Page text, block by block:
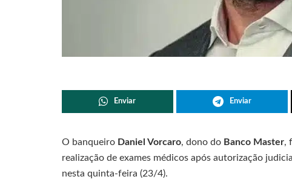
Enviar Enviar
O banqueiro Daniel Vorcaro, dono do Banco Master,
realização de exames médicos após autorização
nesta quinta-feira (23/4).